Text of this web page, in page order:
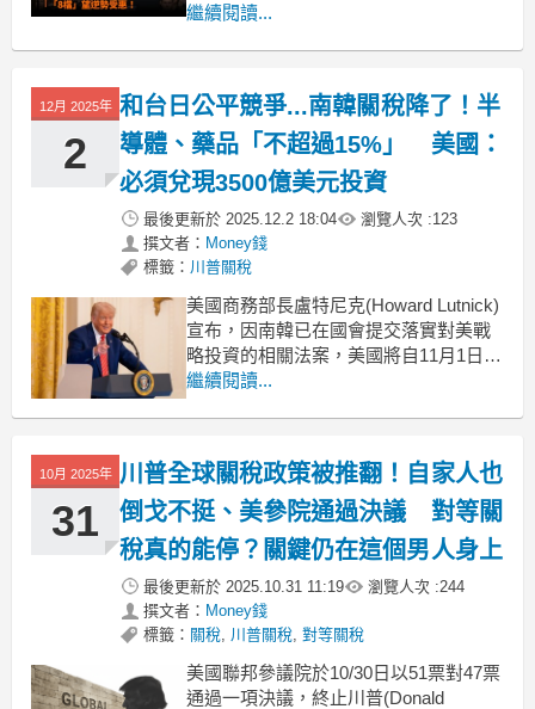
再出手：AI 晶片課 25% 關稅，真正衝擊
年貿易擴展法》第 232 條，
繼續閱讀...
12月 2025年
2
和台日公平競爭...南韓關稅降了！半
導體、藥品「不超過15%」 美國：
必須兌現3500億美元投資
最後更新於 2025.12.2 18:04 瀏覽人次 :123
撰文者： Money錢
標籤： 川普關稅
美國商務部長盧特尼克(Howard Lutnick)
宣布，因南韓已在國會提交落實對美戰
略投資的相關法案，美國將自11月1日起
把南韓輸美商品的一般關稅調降至
致稅率。此為美韓先前貿易協議正式啟
動的關鍵一步，也象徵美國對南韓履行
3500
繼續閱讀...
10月 2025年
31
川普全球關稅政策被推翻！自家人也
倒戈不挺、美參院通過決議 對等關
稅真的能停？關鍵仍在這個男人身上
最後更新於 2025.10.31 11:19 瀏覽人次 :244
撰文者： Money錢
標籤： 關稅, 川普關稅, 對等關稅
美國聯邦參議院於10/30日以51票對47票
通過一項決議，終止川普(Donald